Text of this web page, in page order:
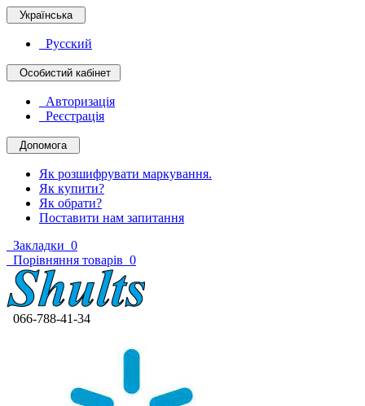
Українська
Русский
Особистий кабінет
Авторизація
Реєстрація
Допомога
Як розшифрувати маркування.
Як купити?
Як обрати?
Поставити нам запитання
Закладки 0
Порівняння товарів 0
066-788-41-34